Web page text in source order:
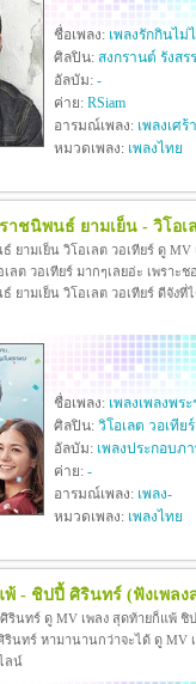
ชื่อเพลง: เพลงรักกินไม่
ศิลปิน: สงกรานต์ รังสร
อัลบัม: -
ค่าย: RSiam
อารมณ์เพลง: เพลงเศร้า
หมวดเพลง: เพลงไทย
าชนิพนธ์ ยามเย็น - วิโอเ
ยามเย็น วิโอเลต วอเทียร์ ดู
ลต วอเทียร์ มากๆเลยอ่ะ เพราะ
ยามเย็น วิโอเลต วอเทียร์ ดีจัง
ชื่อเพลง: เพลงเพลงพร
ศิลปิน: วิโอเลต วอเทียร์
อัลบัม: เพลงประกอบภ
ค่าย: -
อารมณ์เพลง: เพลง-
หมวดเพลง: เพลงไทย
พ้ - ชิปปี้ ศิรินทร์ (ฟังเพลง
รินทร์ ดู MV เพลง สุดท้ายก็แพ้ ชิ
รินทร์ หามานานกว่าจะได้ ดู MV
ลน์